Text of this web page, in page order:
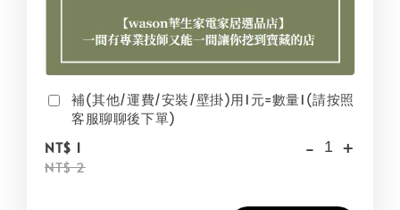
補(其他/運費/安裝/壁掛)用1元=數量1(請按照
客服聊聊後下單)
NT$ 1
NT$ 2
- +